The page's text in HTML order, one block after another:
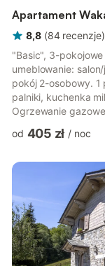
Apartament
8,8 (84 recenzje)
"Basic", 3-
umeblowanie:
pokój 2-osobowy. 1
palniki, kuchenka
Ogrzewanie
dyspozycji: Internet
osób niepalących.
od 405 zł / noc